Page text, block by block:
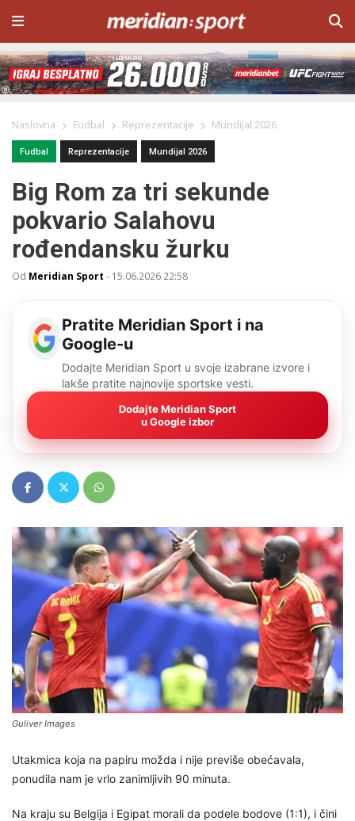
Naslovna Fudbal Reprezentacije Mundijal 2026
Fudbal Reprezentacije Mundijal 2026
Big Rom za tri sekunde
pokvario Salahovu
rođendansku žurku
Od Meridian Sport - 15.06.2026 22:58
Pratite Meridian Sport i na
Google-u
Dodajte Meridian Sport u svoje izabrane izvore i
lakše pratite najnovije sportske vesti.
Dodajte Meridian Sport
u Google izbor
Guliver Images
Utakmica koja na papiru možda i nije previše obećavala,
ponudila nam je vrlo zanimljivih 90 minuta.
Na kraju su Belgija i Egipat morali da podele bodove (1:1), i čini